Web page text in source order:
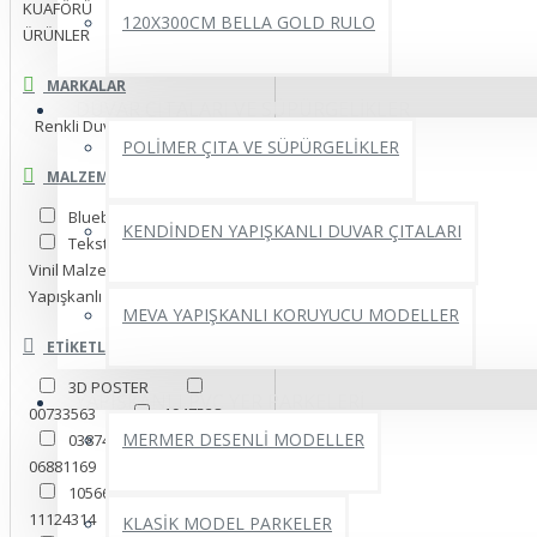
120X300CM BELLA GOLD RULO
DUVAR ÇITALARI VE SÜPÜRGELİKLER
POLİMER ÇITA VE SÜPÜRGELİKLER
KENDİNDEN YAPIŞKANLI DUVAR ÇITALARI
MEVA YAPIŞKANLI KORUYUCU MODELLER
YAPIŞKANLI PVC YER PARKELERİ
MERMER DESENLİ MODELLER
KLASİK MODEL PARKELER
KUAFÖRÜ
ÜRÜNLER
MARKALAR
Renkli Duvarlar
MALZEME SEÇINIZ.
Blueback İnce Kağıt
Tekstil Tek Parça
Vinil Malzeme
Yapışkanlı Folyo
ETIKETLER
3D POSTER
00733563
1947528
03874188
06881169
10566744
11124314
14952275